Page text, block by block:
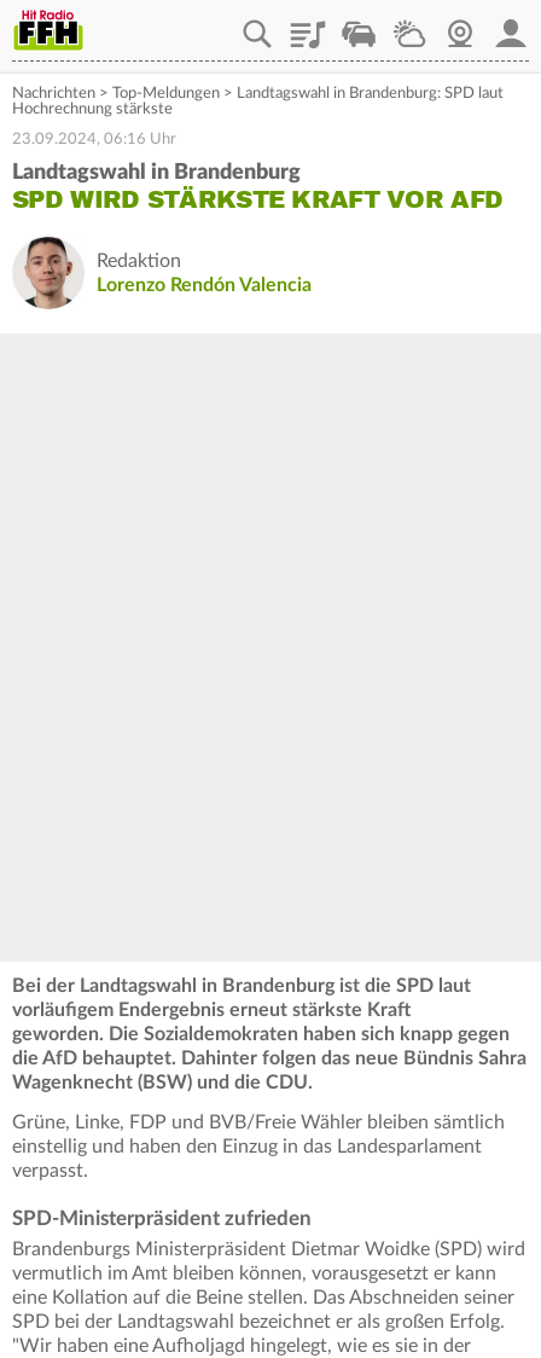
PlaylistStaupilotWetterWebcam
Nachrichten > Top-Meldungen > Landtagswahl in Brandenburg: SPD laut
Hochrechnung stärkste
23.09.2024, 06:16 Uhr
Landtagswahl in Brandenburg
SPD WIRD STÄRKSTE KRAFT VOR AFD
Redaktion
Lorenzo Rendón Valencia
Bei der Landtagswahl in Brandenburg ist die SPD laut
vorläufigem Endergebnis erneut stärkste Kraft
geworden. Die Sozialdemokraten haben sich knapp gegen
die AfD behauptet. Dahinter folgen das neue Bündnis Sahra
Wagenknecht (BSW) und die CDU.
Grüne, Linke, FDP und BVB/Freie Wähler bleiben sämtlich
einstellig und haben den Einzug in das Landesparlament
verpasst.
SPD-Ministerpräsident zufrieden
Brandenburgs Ministerpräsident Dietmar Woidke (SPD) wird
vermutlich im Amt bleiben können, vorausgesetzt er kann
eine Kollation auf die Beine stellen. Das Abschneiden seiner
SPD bei der Landtagswahl bezeichnet er als großen Erfolg.
"Wir haben eine Aufholjagd hingelegt, wie es sie in der